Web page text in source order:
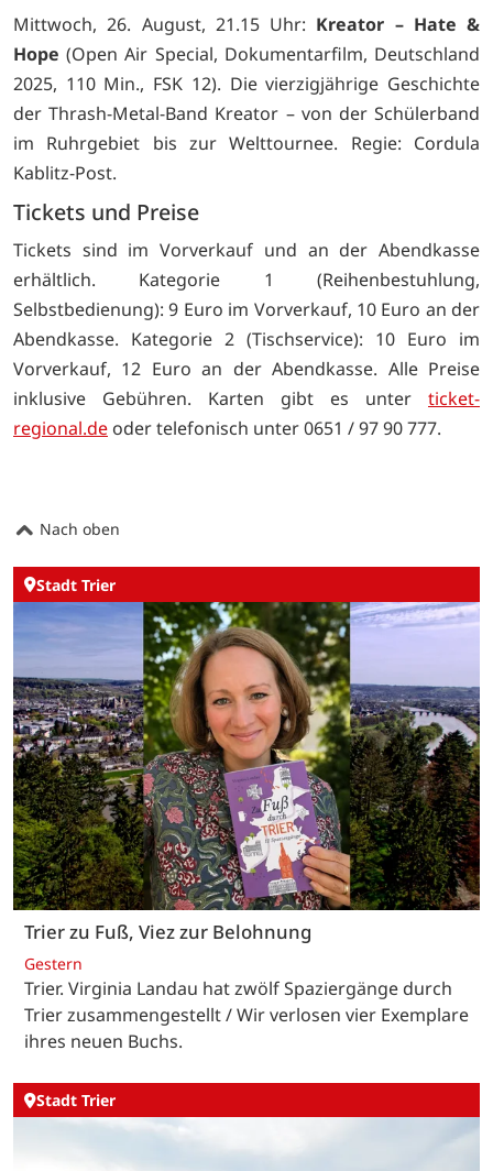
Mittwoch, 26. August, 21.15 Uhr: Kreator – Hate &
Hope (Open Air Special, Dokumentarfilm, Deutschland
2025, 110 Min., FSK 12). Die vierzigjährige Geschichte
der Thrash-Metal-Band Kreator – von der Schülerband
im Ruhrgebiet bis zur Welttournee. Regie: Cordula
Kablitz-Post.
Tickets und Preise
Tickets sind im Vorverkauf und an der Abendkasse
erhältlich. Kategorie 1 (Reihenbestuhlung,
Selbstbedienung): 9 Euro im Vorverkauf, 10 Euro an der
Abendkasse. Kategorie 2 (Tischservice): 10 Euro im
Vorverkauf, 12 Euro an der Abendkasse. Alle Preise
inklusive Gebühren. Karten gibt es unter
ticket-
regional.de oder telefonisch unter 0651 / 97 90 777.
Nach oben
Stadt Trier
Trier zu Fuß, Viez zur Belohnung
Gestern
Trier. Virginia Landau hat zwölf Spaziergänge durch
Trier zusammengestellt / Wir verlosen vier Exemplare
ihres neuen Buchs.
Stadt Trier